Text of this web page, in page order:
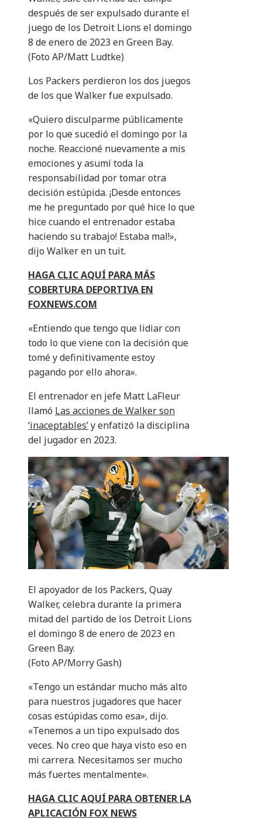
después de ser expulsado durante el
juego de los Detroit Lions el domingo
8 de enero de 2023 en Green Bay.
(Foto AP/Matt Ludtke)
Los Packers perdieron los dos juegos
de los que Walker fue expulsado.
«Quiero disculparme públicamente
por lo que sucedió el domingo por la
noche. Reaccioné nuevamente a mis
emociones y asumí toda la
responsabilidad por tomar otra
decisión estúpida. ¡Desde entonces
me he preguntado por qué hice lo que
hice cuando el entrenador estaba
haciendo su trabajo! Estaba mal!»,
dijo Walker en un tuit.
HAGA CLIC AQUÍ PARA MÁS
COBERTURA DEPORTIVA EN
FOXNEWS.COM
«Entiendo que tengo que lidiar con
todo lo que viene con la decisión que
tomé y definitivamente estoy
pagando por ello ahora».
El entrenador en jefe Matt LaFleur
llamó Las acciones de Walker son
‘inaceptables’y enfatizó la disciplina
del jugador en 2023.
El apoyador de los Packers, Quay
Walker, celebra durante la primera
mitad del partido de los Detroit Lions
el domingo 8 de enero de 2023 en
Green Bay.
(Foto AP/Morry Gash)
«Tengo un estándar mucho más alto
para nuestros jugadores que hacer
cosas estúpidas como esa», dijo.
«Tenemos a un tipo expulsado dos
veces. No creo que haya visto eso en
mi carrera. Necesitamos ser mucho
más fuertes mentalmente».
HAGA CLIC AQUÍ PARA OBTENER LA
APLICACIÓN FOX NEWS